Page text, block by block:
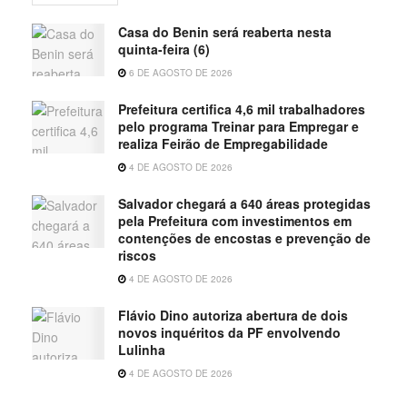
Casa do Benin será reaberta nesta
quinta-feira (6)
6 DE AGOSTO DE 2026
Prefeitura certifica 4,6 mil trabalhadores
pelo programa Treinar para Empregar e
realiza Feirão de Empregabilidade
4 DE AGOSTO DE 2026
Salvador chegará a 640 áreas protegidas
pela Prefeitura com investimentos em
contenções de encostas e prevenção de
riscos
4 DE AGOSTO DE 2026
Flávio Dino autoriza abertura de dois
novos inquéritos da PF envolvendo
Lulinha
4 DE AGOSTO DE 2026